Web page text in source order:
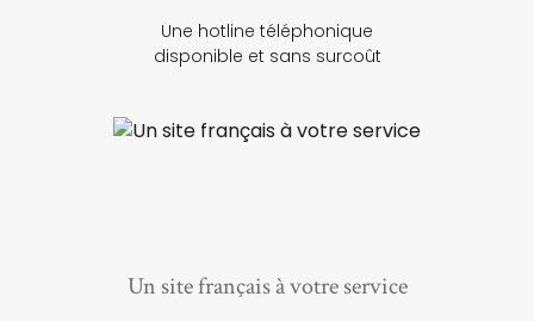
Une hotline téléphonique
disponible et sans surcoût
Un site français à votre service